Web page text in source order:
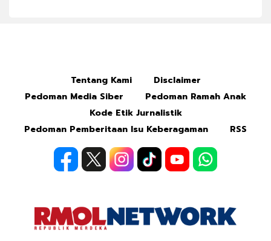
Tentang Kami
Disclaimer
Pedoman Media Siber
Pedoman Ramah Anak
Kode Etik Jurnalistik
Pedoman Pemberitaan Isu Keberagaman
RSS